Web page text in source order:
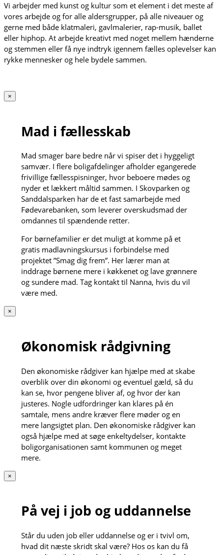
Vi arbejder med kunst og kultur som et element i det meste af
vores arbejde og for alle aldersgrupper, på alle niveauer og
gerne med både klatmaleri, gavlmalerier, rap-musik, ballet
eller hiphop. At arbejde kreativt med noget mellem hænderne
og stemmen eller få nye indtryk igennem fælles oplevelser kan
rykke mennesker og hele bydele sammen.
×
Mad i fællesskab
Mad smager bare bedre når vi spiser det i hyggeligt
samvær. I flere boligafdelinger afholder egangerede
frivillige fællesspisninger, hvor beboere mødes og
nyder et lækkert måltid sammen. I Skovparken og
Sanddalsparken har de et fast samarbejde med
Fødevarebanken, som leverer overskudsmad der
omdannes til spændende retter.
For børnefamilier er det muligt at komme på et
gratis madlavningskursus i forbindelse med
projektet ”Smag dig frem”. Her lærer man at
inddrage børnene mere i køkkenet og lave grønnere
og sundere mad. Tag kontakt til Nanna, hvis du vil
være med.
×
Økonomisk rådgivning
Den økonomiske rådgiver kan hjælpe med at skabe
overblik over din økonomi og eventuel gæld, så du
kan se, hvor pengene bliver af, og hvor der kan
justeres. Nogle udfordringer kan klares på én
samtale, mens andre kræver flere møder og en
mere langsigtet plan. Den økonomiske rådgiver kan
også hjælpe med at søge enkeltydelser, kontakte
boligorganisationen samt kommunen og meget
mere.
×
På vej i job og uddannelse
Står du uden job eller uddannelse og er i tvivl om,
hvad dit næste skridt skal være? Hos os kan du få